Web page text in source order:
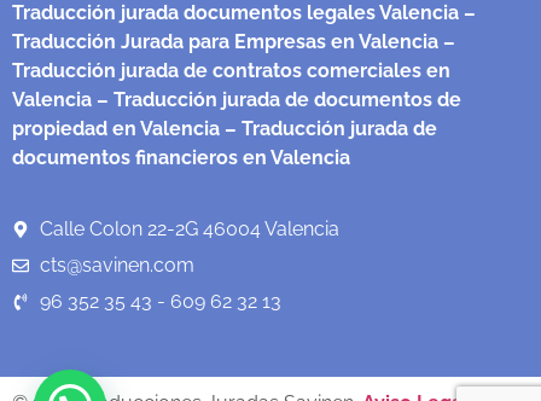
Traducción jurada documentos legales Valencia –
Traducción Jurada para Empresas en Valencia –
Traducción jurada de contratos comerciales en
Valencia – Traducción jurada de documentos de
propiedad en Valencia – Traducción jurada de
documentos financieros en Valencia
Calle Colon 22-2G 46004 Valencia
cts@savinen.com
96 352 35 43 - 609 62 32 13